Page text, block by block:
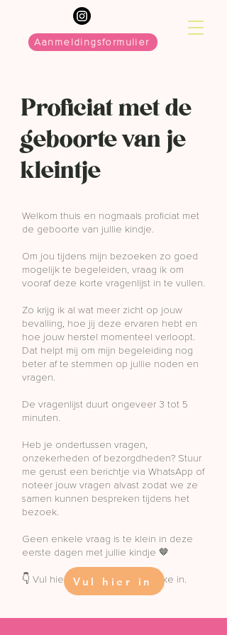
Aanmeldingsformulier
Proficiat met de
geboorte van je
kleintje
Welkom thuis en nogmaals proficiat met
de geboorte van jullie kindje.
Om jou tijdens mijn bezoeken zo goed
mogelijk te begeleiden, vraag ik om
vooraf deze korte vragenlijst in te vullen.
Zo krijg ik al wat meer zicht op jouw
bevalling, hoe jij deze ervaren hebt en
hoe jouw herstel momenteel verloopt.
Dat helpt mij om mijn begeleiding nog
beter af te stemmen op jullie noden en
vragen.
De vragenlijst duurt ongeveer 3 tot 5
minuten.
Heb je ondertussen vragen,
onzekerheden of bezorgdheden? Stuur
me gerust een berichtje via WhatsApp of
noteer jouw vragen alvast zodat we ze
samen kunnen bespreken tijdens het
bezoek.
Geen enkele vraag is te klein in deze
eerste dagen met jullie kindje 🤎
👇 Vul hier jouw postpartum intake in.
Vul hier in